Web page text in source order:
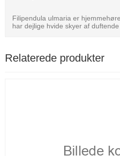
Filipendula ulmaria er
har dejlige hvide skyer af duftende
Relaterede produkter